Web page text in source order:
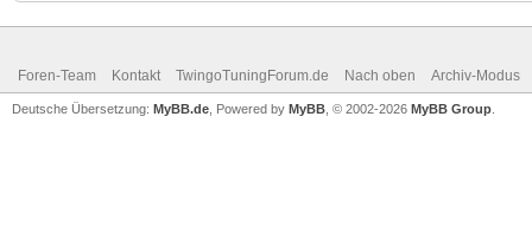
Foren-Team Kontakt TwingoTuningForum.de Nach oben Archiv-Modus
Deutsche Übersetzung: MyBB.de , Powered by MyBB , © 2002-2026 MyBB Group